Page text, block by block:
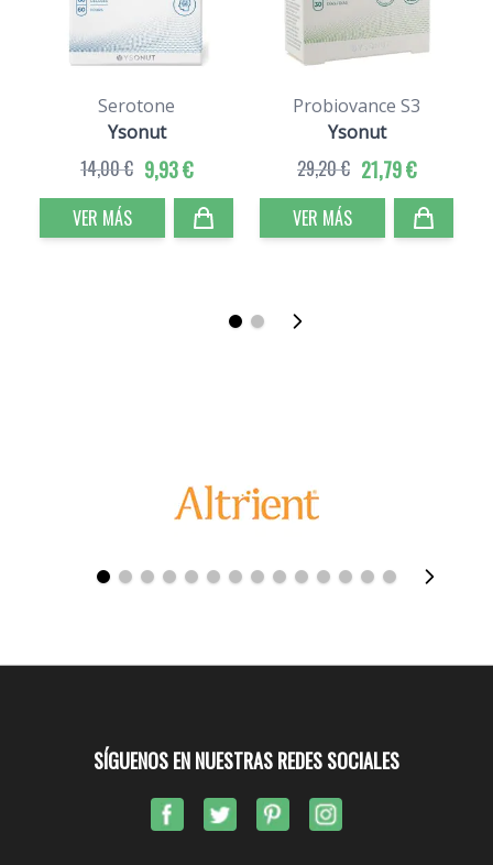
Serotone
Ysonut
9,93 €
14,00 €
VER MÁS
Probiovance S3
Ysonut
21,79 €
29,20 €
VER MÁS
SÍGUENOS EN NUESTRAS REDES SOCIALES